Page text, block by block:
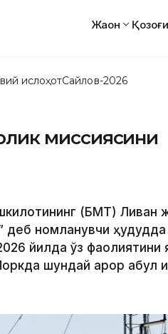
Жаҳон
ислоҳотСайлов-2026
миссиясини
(БМТ) Ливан
деб номланувчи ҳудудда
йилда ўз фаолиятини
шундай қарор қабул